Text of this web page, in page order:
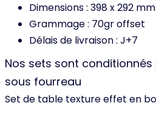
Dimensions : 398 x 292 mm
Grammage : 70gr offset
Délais de livraison : J+7
Nos sets sont
sous fourreau
Set de table texture effet en